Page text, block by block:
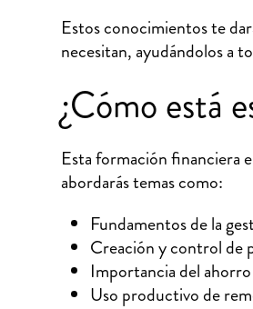
Estos conocimientos te
necesitan, ayudándolos a
¿Cómo está
Esta formación financiera
abordarás temas como:
Fundamentos de la
Creación y control de
Importancia del
Uso productivo de